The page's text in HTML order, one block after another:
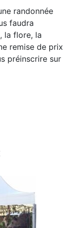
randonnée
faudra
la flore, la
remise de prix
préinscrire sur